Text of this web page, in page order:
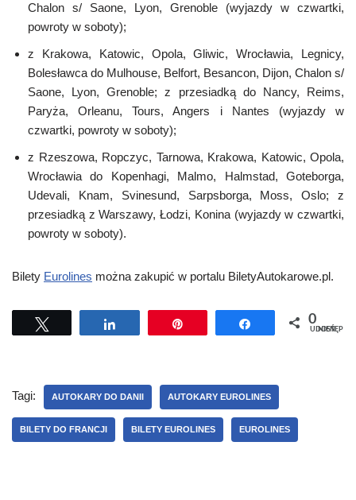
Chalon s/ Saone, Lyon, Grenoble (wyjazdy w czwartki,
powroty w soboty);
z Krakowa, Katowic, Opola, Gliwic, Wrocławia, Legnicy,
Bolesławca do Mulhouse, Belfort, Besancon, Dijon, Chalon s/
Saone, Lyon, Grenoble; z przesiadką do Nancy, Reims,
Paryża, Orleanu, Tours, Angers i Nantes (wyjazdy w
czwartki, powroty w soboty);
z Rzeszowa, Ropczyc, Tarnowa, Krakowa, Katowic, Opola,
Wrocławia do Kopenhagi, Malmo, Halmstad, Goteborga,
Udevali, Knam, Svinesund, Sarpsborga, Moss, Oslo; z
przesiadką z Warszawy, Łodzi, Konina (wyjazdy w czwartki,
powroty w soboty).
Bilety Eurolines można zakupić w portalu BiletyAutokarowe.pl.
Udostępnij Udostępnij
0
UDOSTĘPNIEŃ
Tagi: AUTOKARY DO DANII AUTOKARY EUROLINES
BILETY DO FRANCJI BILETY EUROLINES EUROLINES